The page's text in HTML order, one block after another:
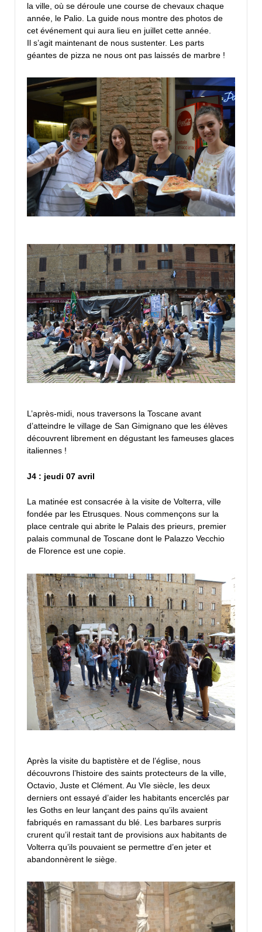
la ville, où se déroule une course de chevaux chaque
année, le Palio. La guide nous montre des photos de
cet événement qui aura lieu en juillet cette année.
Il s’agit maintenant de nous sustenter. Les parts
géantes de pizza ne nous ont pas laissés de marbre !
L’après-midi, nous traversons la Toscane avant
d’atteindre le village de San Gimignano que les élèves
découvrent librement en dégustant les fameuses glaces
italiennes !
J4 : jeudi 07 avril
La matinée est consacrée à la visite de Volterra, ville
fondée par les Etrusques. Nous commençons sur la
place centrale qui abrite le Palais des prieurs, premier
palais communal de Toscane dont le Palazzo Vecchio
de Florence est une copie.
Après la visite du baptistère et de l’église, nous
découvrons l’histoire des saints protecteurs de la ville,
Octavio, Juste et Clément. Au VIe siècle, les deux
derniers ont essayé d’aider les habitants encerclés par
les Goths en leur lançant des pains qu’ils avaient
fabriqués en ramassant du blé. Les barbares surpris
crurent qu’il restait tant de provisions aux habitants de
Volterra qu’ils pouvaient se permettre d’en jeter et
abandonnèrent le siège.